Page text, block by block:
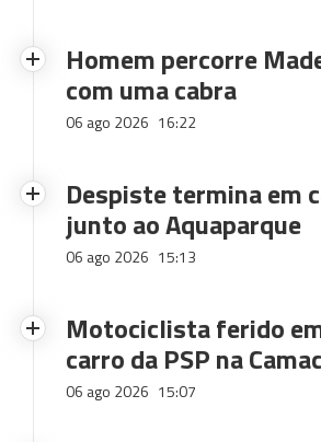
Homem percorre
com uma cabra
06 ago 2026 16:22
Despiste termina em
junto ao Aquaparque
06 ago 2026 15:13
Motociclista ferido
carro da PSP na
06 ago 2026 15:07